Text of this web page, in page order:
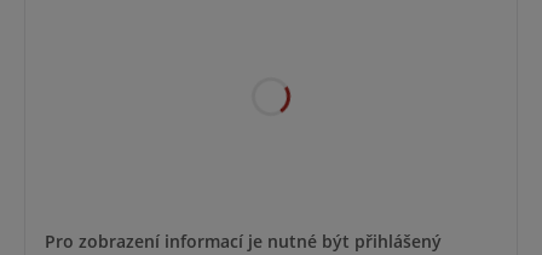
Pro zobrazení informací je nutné být přihlášený